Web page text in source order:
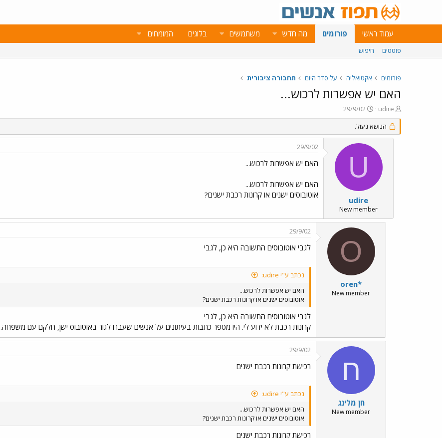
עמוד ראשי פורומים מה חדש משתמשים בלוגים המומחים
פוסטים חיפוש
פורומים אקטואליה על סדר היום תחבורה ציבורית
האם יש אפשרות לרכוש...
פ
ו
ת
ח
udire
פ
ו
ר
ס
ם
א
י
ך
29/9/02
הנושא נעול.
U
udire
New member
29/9/02
האם יש אפשרות לרכוש...
האם יש אפשרות לרכוש...
אוטובוסים ישנים או קרונות רכבת ישנים?
O
oren*
New member
29/9/02
לגבי אוטובוסים התשובה היא כן, לגבי
נכתב ע"י udire:
האם יש אפשרות לרכוש...
אוטובוסים ישנים או קרונות רכבת ישנים?
לגבי אוטובוסים התשובה היא כן, לגבי
קרונות רכבת לא ידוע לי. היו מספר כתבות בעיתונים על אנשים שעברו לגור באוטובוס ישן, חלקם עם משפחה.
ח
חן מלינג
New member
29/9/02
רכישת קרונות רכבת ישנים
נכתב ע"י udire:
האם יש אפשרות לרכוש...
אוטובוסים ישנים או קרונות רכבת ישנים?
רכישת קרונות רכבת ישנים